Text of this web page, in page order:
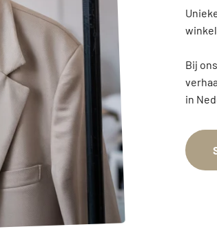
winkel.
Bij
in